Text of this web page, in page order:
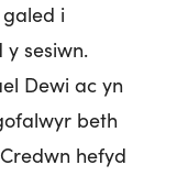
galed i
sesiwn.
Dewi ac yn
beth
hefyd